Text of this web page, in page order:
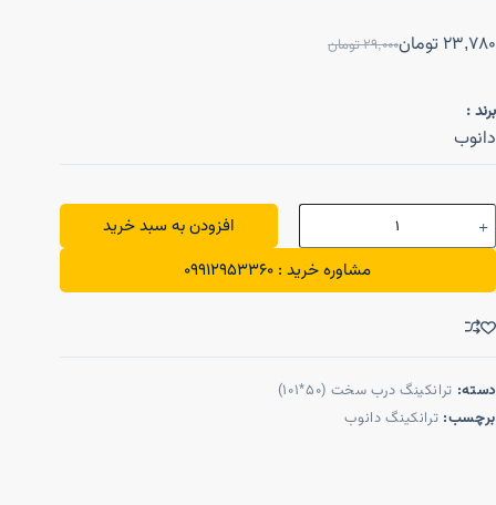
29,000تومان 23,780 تومان
برند :
دانوب
افزودن به سبد خرید
مشاوره خرید : 09912953360
دسته: ترانکینگ درب سخت (50*101)
برچسب: ترانکینگ دانوب